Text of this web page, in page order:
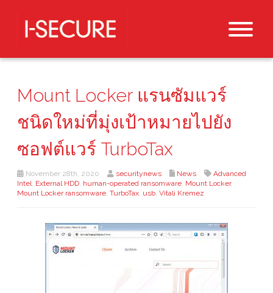
Mount Locker แรนซัมแวร์
ชนิดใหม่ที่มุ่งเป้าหมายไปยัง
ซอฟต์แวร์ TurboTax
November 28th, 2020 securitynews News
Advanced
Intel, External HDD, human-operated ransomware, Mount Locker,
Mount Locker ransomware, TurboTax, usb, Vitali Kremez